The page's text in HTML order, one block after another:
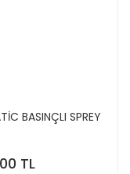
BASINÇLI SPREY
TL